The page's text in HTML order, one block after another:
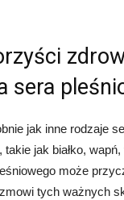
sera
jak inne rodzaje
jak białko,
może
tych ważnych